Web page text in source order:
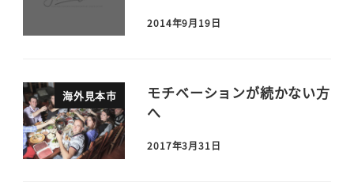
2014年9月19日
海外見本市
モチベーションが続かない方
へ
2017年3月31日